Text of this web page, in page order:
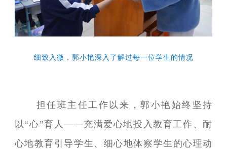
细致入微，郭小艳深入了解过每一位学生的情况
担任班主任工作以来，郭小艳始终坚持
以“心”育人——充满爱心地投入教育工作、耐
心地教育引导学生、细心地体察学生的心理动